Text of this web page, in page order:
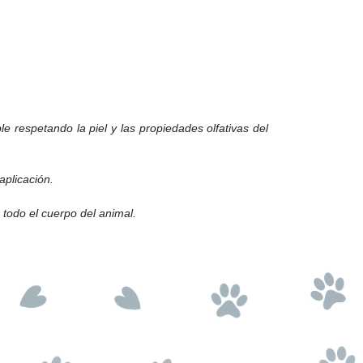
respetando la piel y las propiedades olfativas del
el cuerpo del animal.